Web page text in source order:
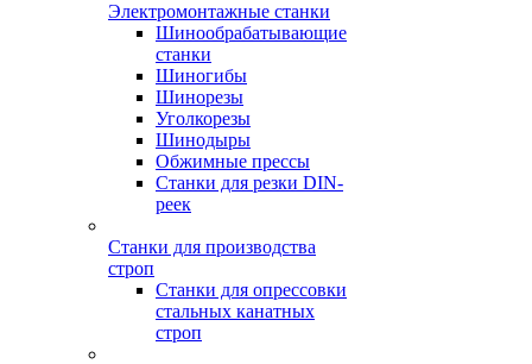
Электромонтажные станки
Шинообрабатывающие
станки
Шиногибы
Шинорезы
Уголкорезы
Шинодыры
Обжимные прессы
Станки для резки DIN-
реек
Станки для производства
строп
Станки для опрессовки
стальных канатных
строп